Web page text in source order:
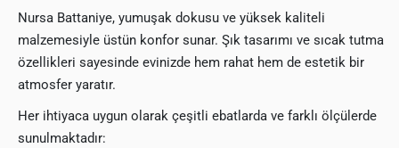
Nursa Battaniye, yumuşak dokusu ve yüksek kaliteli
malzemesiyle üstün konfor sunar. Şık tasarımı ve sıcak tutma
özellikleri sayesinde evinizde hem rahat hem de estetik bir
atmosfer yaratır.
Her ihtiyaca uygun olarak çeşitli ebatlarda ve farklı ölçülerde
sunulmaktadır: